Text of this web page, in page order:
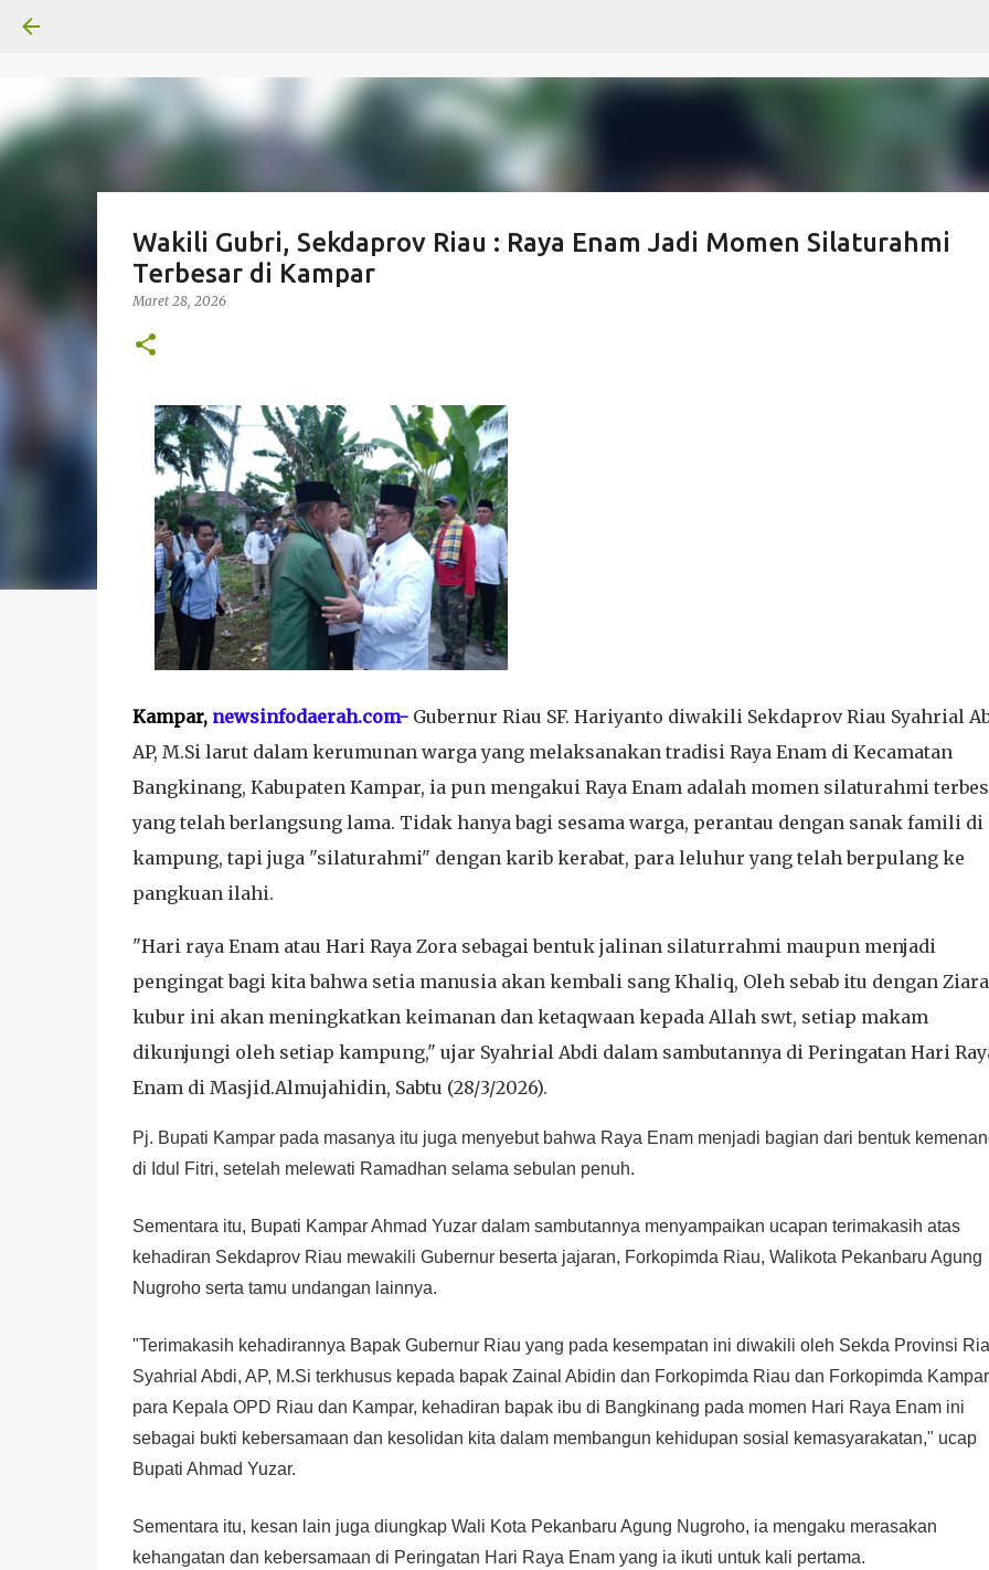
Wakili Gubri, Sekdaprov Riau : Raya Enam Jadi Momen Silaturahmi
Terbesar di Kampar
Maret 28, 2026
Kampar, newsinfodaerah.com-Gubernur Riau SF. Hariyanto diwakili Sekdaprov Riau Syahrial
AP, M.Si larut dalam kerumunan warga yang melaksanakan tradisi Raya Enam di Kecamatan
Bangkinang, Kabupaten Kampar, ia pun mengakui Raya Enam adalah momen silaturahmi
yang telah berlangsung lama. Tidak hanya bagi sesama warga, perantau dengan sanak famili di
kampung, tapi juga "silaturahmi" dengan karib kerabat, para leluhur yang telah berpulang ke
pangkuan ilahi.
"Hari raya Enam atau Hari Raya Zora sebagai bentuk jalinan silaturrahmi maupun menjadi
pengingat bagi kita bahwa setia manusia akan kembali sang Khaliq, Oleh sebab itu dengan
kubur ini akan meningkatkan keimanan dan ketaqwaan kepada Allah swt, setiap makam
dikunjungi oleh setiap kampung," ujar Syahrial Abdi dalam sambutannya di Peringatan Hari
Enam di Masjid.Almujahidin, Sabtu (28/3/2026).
Pj. Bupati Kampar pada masanya itu juga menyebut bahwa Raya Enam menjadi bagian dari bentuk
di Idul Fitri, setelah melewati Ramadhan selama sebulan penuh.
Sementara itu, Bupati Kampar Ahmad Yuzar dalam sambutannya menyampaikan ucapan terimakasih atas
kehadiran Sekdaprov Riau mewakili Gubernur beserta jajaran, Forkopimda Riau, Walikota Pekanbaru Agung
Nugroho serta tamu undangan lainnya.
"Terimakasih kehadirannya Bapak Gubernur Riau yang pada kesempatan ini diwakili oleh Sekda Provinsi
Syahrial Abdi, AP, M.Si terkhusus kepada bapak Zainal Abidin dan Forkopimda Riau dan Forkopimda
para Kepala OPD Riau dan Kampar, kehadiran bapak ibu di Bangkinang pada momen Hari Raya Enam ini
sebagai bukti kebersamaan dan kesolidan kita dalam membangun kehidupan sosial kemasyarakatan," ucap
Bupati Ahmad Yuzar.
Sementara itu, kesan lain juga diungkap Wali Kota Pekanbaru Agung Nugroho, ia mengaku merasakan
kehangatan dan kebersamaan di Peringatan Hari Raya Enam yang ia ikuti untuk kali pertama.